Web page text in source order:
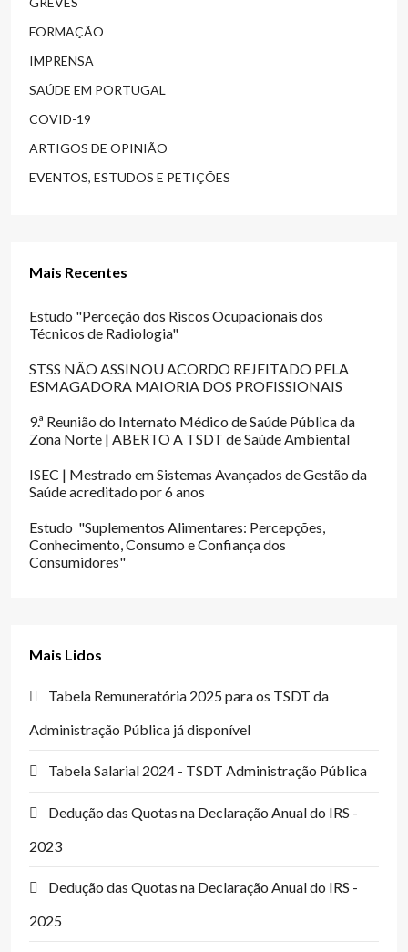
FORMAÇÃO
IMPRENSA
SAÚDE EM PORTUGAL
COVID-19
ARTIGOS DE OPINIÃO
EVENTOS, ESTUDOS E PETIÇÕES
Mais Recentes
Estudo "Perceção dos Riscos Ocupacionais dos
Técnicos de Radiologia"
STSS NÃO ASSINOU ACORDO REJEITADO PELA
ESMAGADORA MAIORIA DOS PROFISSIONAIS
9.ª Reunião do Internato Médico de Saúde Pública da
Zona Norte | ABERTO A TSDT de Saúde Ambiental
ISEC | Mestrado em Sistemas Avançados de Gestão da
Saúde acreditado por 6 anos
Estudo "Suplementos Alimentares: Percepções,
Conhecimento, Consumo e Confiança dos
Consumidores"
Mais Lidos
Tabela Remuneratória 2025 para os TSDT da
Administração Pública já disponível
Tabela Salarial 2024 - TSDT Administração Pública
Dedução das Quotas na Declaração Anual do IRS -
2023
Dedução das Quotas na Declaração Anual do IRS -
2025